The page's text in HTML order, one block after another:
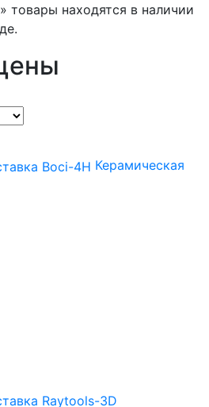
товары находятся в наличии
Керамическая